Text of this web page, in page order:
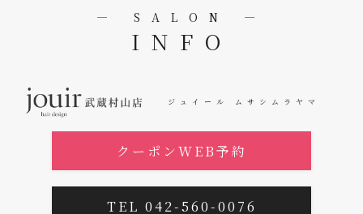
― SALON ―
INFO
ジュイール ムサシムラヤマ
クーポンWEB予約
TEL 042-560-0076